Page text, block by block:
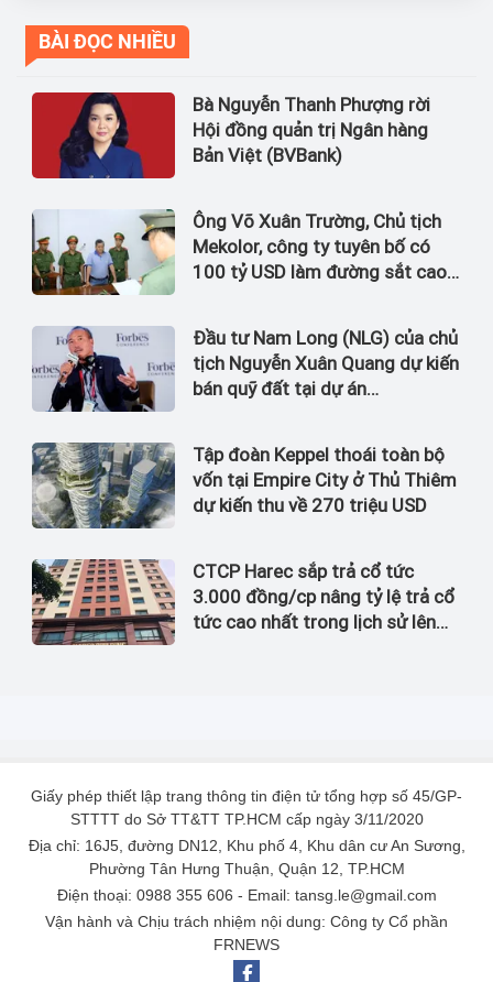
BÀI ĐỌC NHIỀU
Bà Nguyễn Thanh Phượng rời
Hội đồng quản trị Ngân hàng
Bản Việt (BVBank)
Ông Võ Xuân Trường, Chủ tịch
Mekolor, công ty tuyên bố có
100 tỷ USD làm đường sắt cao
Đầu tư Nam Long (NLG) của chủ
tịch Nguyễn Xuân Quang dự kiến
bán quỹ đất tại dự án
Tập đoàn Keppel thoái toàn bộ
vốn tại Empire City ở Thủ Thiêm
dự kiến thu về 270 triệu USD
CTCP Harec sắp trả cổ tức
3.000 đồng/cp nâng tỷ lệ trả cổ
tức cao nhất trong lịch sử lên
Giấy phép thiết lập trang thông tin điện tử tổng hợp số 45/GP-
STTTT do Sở TT&TT TP.HCM cấp ngày 3/11/2020
Địa chỉ: 16J5, đường DN12, Khu phố 4, Khu dân cư An Sương,
Phường Tân Hưng Thuận, Quận 12, TP.HCM
Điện thoại: 0988 355 606 - Email: tansg.le@gmail.com
Vận hành và Chịu trách nhiệm nội dung: Công ty Cổ phần
FRNEWS